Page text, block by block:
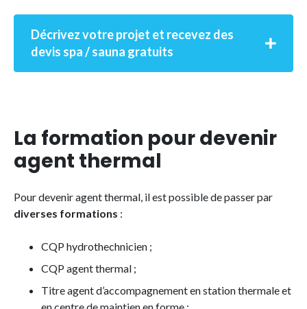
Décrivez votre projet et recevez des
devis spa / sauna gratuits
La formation pour devenir
agent thermal
Pour devenir agent thermal, il est possible de passer par
diverses formations :
CQP hydrothechnicien ;
CQP agent thermal ;
Titre agent d’accompagnement en station thermale et